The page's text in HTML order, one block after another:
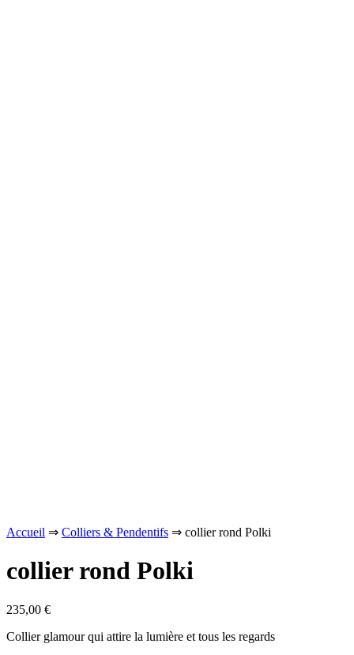
Accueil ⇒ Colliers & Pendentifs ⇒ collier rond Polki
collier rond Polki
235,00 €
Collier glamour qui attire la lumière et tous les regards